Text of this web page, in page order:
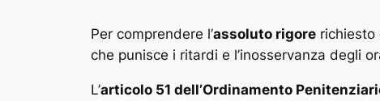
Per comprendere l’assoluto rigore richiesto
che punisce i ritardi e l’inosservanza degli
L’articolo 51 dell’Ordinamento